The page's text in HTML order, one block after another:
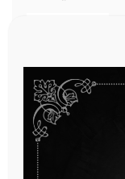
ผู้ประกอบการผลิต แ
ต้องทำอย่างไรบ้าง
22 กรกฎาคม 2026